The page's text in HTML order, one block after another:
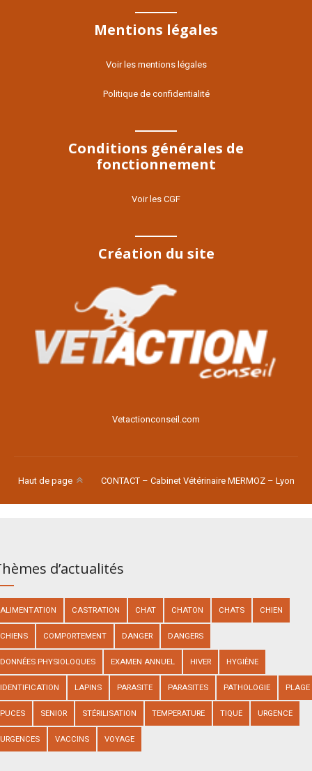
Mentions légales
Voir les mentions légales
Politique de confidentialité
Conditions générales de
fonctionnement
Voir les CGF
Création du site
Voir le site
Vetactionconseil.com
Haut de page CONTACT – Cabinet Vétérinaire MERMOZ – Lyon
d’actualités
ALIMENTATION CASTRATION CHAT CHATON CHATS CHIEN
CHIENS COMPORTEMENT DANGER DANGERS
DONNÉES PHYSIOLOQUES EXAMEN ANNUEL HIVER HYGIÈNE
IDENTIFICATION LAPINS PARASITE PARASITES PATHOLOGIE PLAGE
PUCES SENIOR STÉRILISATION TEMPERATURE TIQUE URGENCE
URGENCES VACCINS VOYAGE